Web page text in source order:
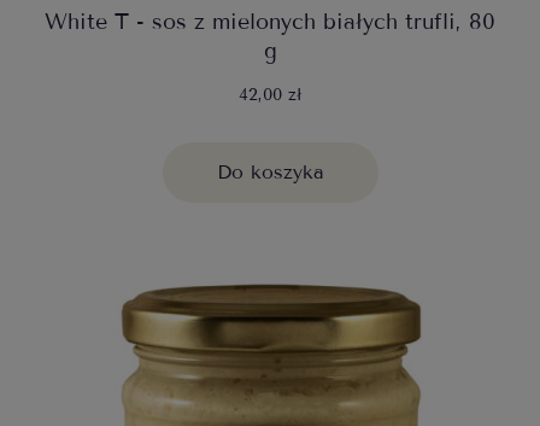
White T - sos z mielonych białych trufli, 80
g
42,00 zł
Do koszyka